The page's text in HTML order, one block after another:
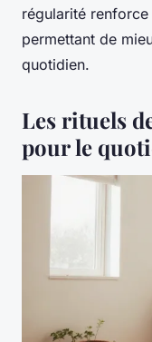
régularité renforce
permettant de
quotidien.
Les rituels
pour le